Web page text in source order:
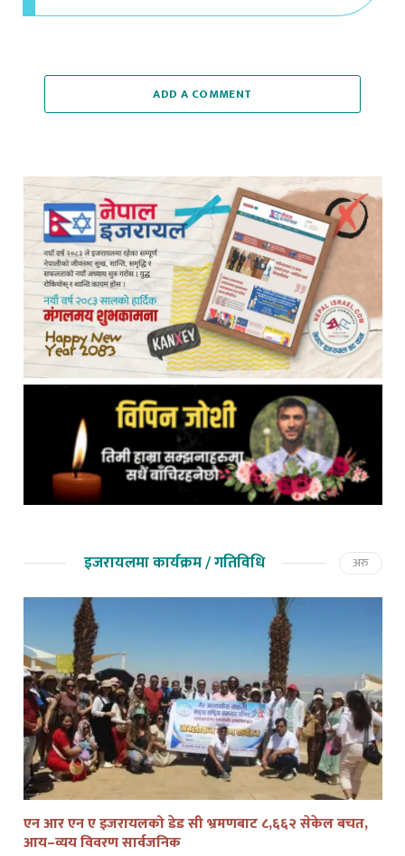
ADD A COMMENT
इजरायलमा कार्यक्रम / गतिविधि अरु
एन आर एन ए इजरायलको डेड सी भ्रमणबाट ८,६६२ सेकेल बचत,
आय–व्यय विवरण सार्वजनिक